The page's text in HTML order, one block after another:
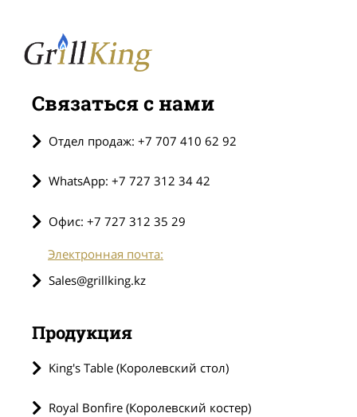
Связаться с нами
Отдел продаж: +7 707 410 62 92
WhatsApp: +7 727 312 34 42
Офис: +7 727 312 35 29
Электронная почта:
Sales@grillking.kz
Продукция
King's Table (Королевский стол)
Royal Bonfire (Королевский костер)